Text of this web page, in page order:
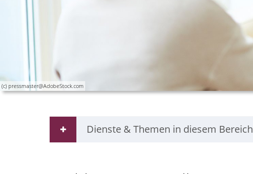
(c) pressmaster@AdobeStock.com
Dienste & Themen in diesem Bereich